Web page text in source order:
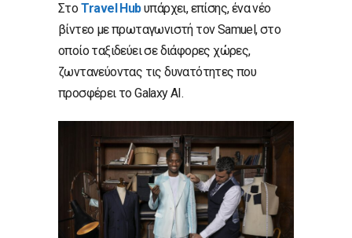
ΣτοΤravel Hubυπάρχει, επίσης, ένα νέο
βίντεο με πρωταγωνιστή τον Samuel, στο
οποίο ταξιδεύει σε διάφορες χώρες,
ζωντανεύοντας τις δυνατότητες που
προσφέρει το Galaxy AI.